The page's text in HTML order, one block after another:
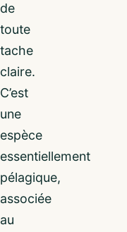
de
toute
tache
claire.
C’est
une
espèce
essentiellement
pélagique,
associée
au